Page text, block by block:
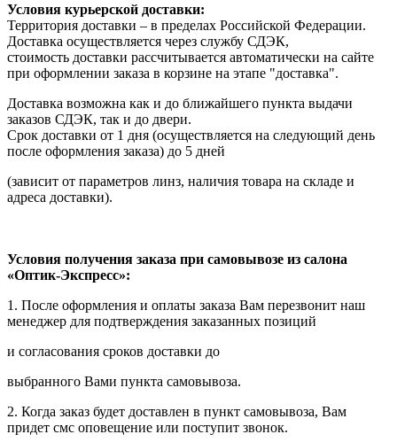
Условия курьерской доставки:
Территория доставки – в пределах Российской Федерации.
Доставка осуществляется через службу СДЭК,
стоимость доставки рассчитывается автоматически на сайте
при оформлении заказа в корзине на этапе "доставка".
Доставка возможна как и до ближайшего пункта выдачи
заказов СДЭК, так и до двери.
Срок доставки от 1 дня (осуществляется на следующий день
после оформления заказа) до 5 дней
(зависит от параметров линз, наличия товара на складе и
адреса доставки).
Условия получения заказа при самовывозе из салона
«Оптик-Экспресс»:
1. После оформления и оплаты заказа Вам перезвонит наш
менеджер для подтверждения заказанных позиций
и согласования сроков доставки до
выбранного Вами пункта самовывоза.
2. Когда заказ будет доставлен в пункт самовывоза, Вам
придет смс оповещение или поступит звонок.